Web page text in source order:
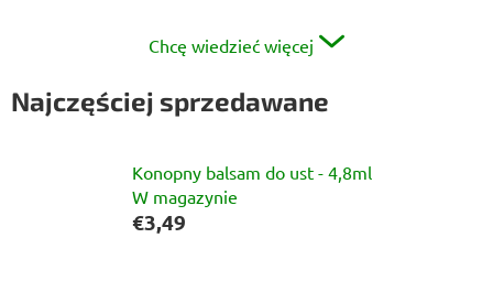
Chcę wiedzieć więcej
Najczęściej sprzedawane
Konopny balsam do ust - 4,8ml
W magazynie
€3,49